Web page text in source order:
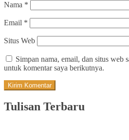
Nama *
Email *
Situs Web
Simpan nama, email, dan situs web
untuk komentar saya berikutnya.
Tulisan Terbaru